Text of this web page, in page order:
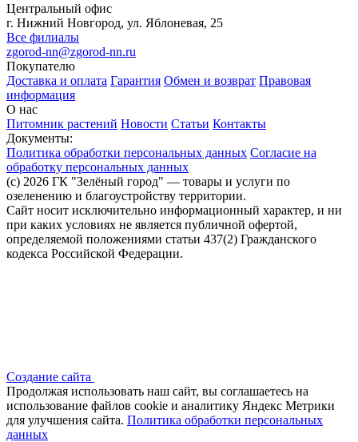
Центральный офис
г. Нижний Новгород, ул. Яблоневая, 25
Все филиалы
zgorod-nn@zgorod-nn.ru
Покупателю
Доставка и оплата Гарантия Обмен и возврат Правовая
информация
О нас
Питомник растений Новости Статьи Контакты
Документы:
Политика обработки персональных данных Согласие на
обработку персональных данных
(c) 2026 ГК "Зелёный город" — товары и услуги по
озеленению и благоустройству территории.
Сайт носит исключительно информационный характер, и ни
при каких условиях не является публичной офертой,
определяемой положениями статьи 437(2) Гражданского
кодекса Российской Федерации.
Создание сайта
Продолжая использовать наш сайт, вы соглашаетесь на
использование файлов сооkіе и аналитику Яндекс Метрики
для улучшения сайта. Политика обработки персональных
данных